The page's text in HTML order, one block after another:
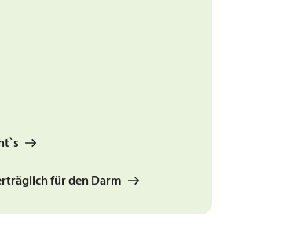
für den Darm